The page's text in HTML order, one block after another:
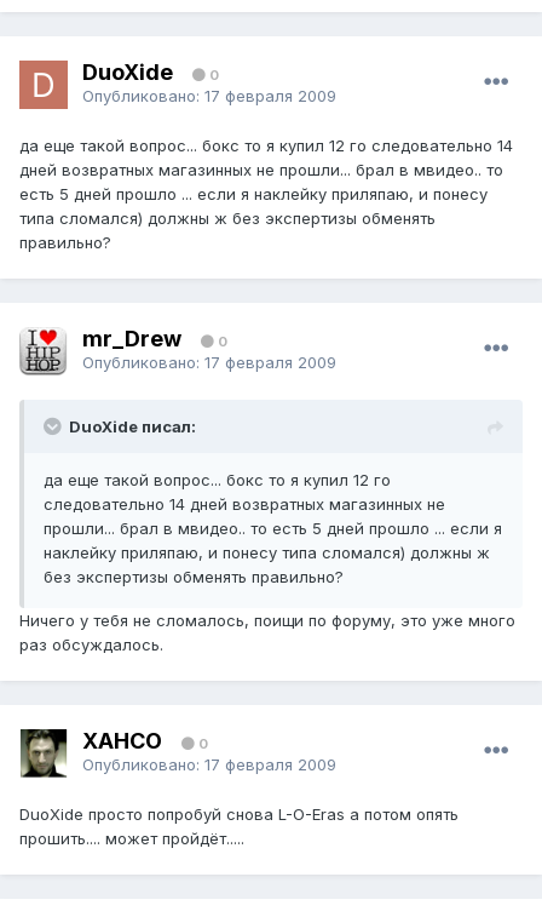
DuoXide 0
Опубликовано: 17 февраля 2009
да еще такой вопрос... бокс то я купил 12 го следовательно 14
дней возвратных магазинных не прошли... брал в мвидео.. то
есть 5 дней прошло ... если я наклейку приляпаю, и понесу
типа сломался) должны ж без экспертизы обменять
правильно?
mr_Drew 0
Опубликовано: 17 февраля 2009
DuoXide писал:
да еще такой вопрос... бокс то я купил 12 го
следовательно 14 дней возвратных магазинных не
прошли... брал в мвидео.. то есть 5 дней прошло ... если я
наклейку приляпаю, и понесу типа сломался) должны ж
без экспертизы обменять правильно?
Ничего у тебя не сломалось, поищи по форуму, это уже много
раз обсуждалось.
XAHCO 0
Опубликовано: 17 февраля 2009
DuoXide просто попробуй снова L-O-Eras а потом опять
прошить.... может пройдёт.....